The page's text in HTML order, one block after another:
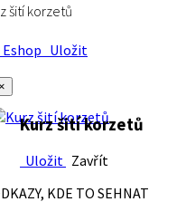
šití korzetů
Uložit
Kurz šití korzetů
Uložit Zavřít
KDE TO SEHNAT